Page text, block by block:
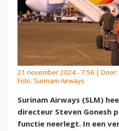
21 november 2024 - 7:56 | Door:
Foto: Surinam Airways
Surinam Airways (SLM)
directeur Steven Gonesh
functie neerlegt. In een